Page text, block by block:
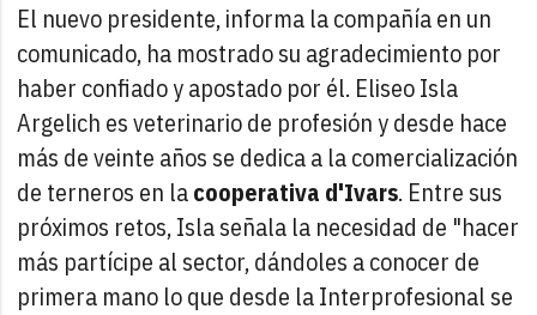
El nuevo presidente, informa la compañía en un
comunicado, ha mostrado su agradecimiento por
haber confiado y apostado por él. Eliseo Isla
Argelich es veterinario de profesión y desde hace
más de veinte años se dedica a la comercialización
de terneros en lacooperativa d'Ivars. Entre sus
próximos retos, Isla señala la necesidad de "hacer
más partícipe al sector, dándoles a conocer de
primera mano lo que desde la Interprofesional se